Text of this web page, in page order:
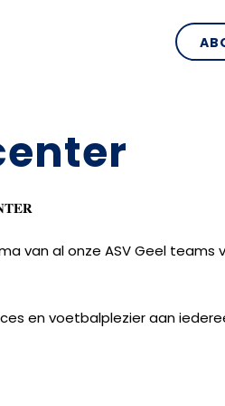
van al onze ASV Geel teams
en voetbalplezier aan